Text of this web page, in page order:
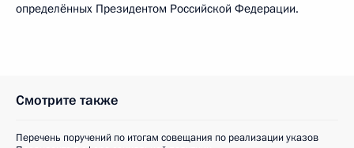
определённых Президентом Российской Федерации.
Смотрите также
Перечень поручений по итогам совещания по реализации указов